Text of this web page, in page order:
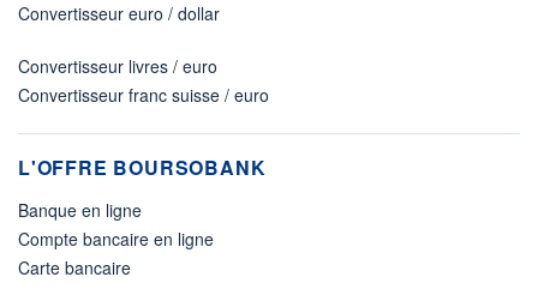
Convertisseur euro / dollar
Convertisseur livres / euro
Convertisseur franc suisse / euro
L'OFFRE BOURSOBANK
Banque en ligne
Compte bancaire en ligne
Carte bancaire